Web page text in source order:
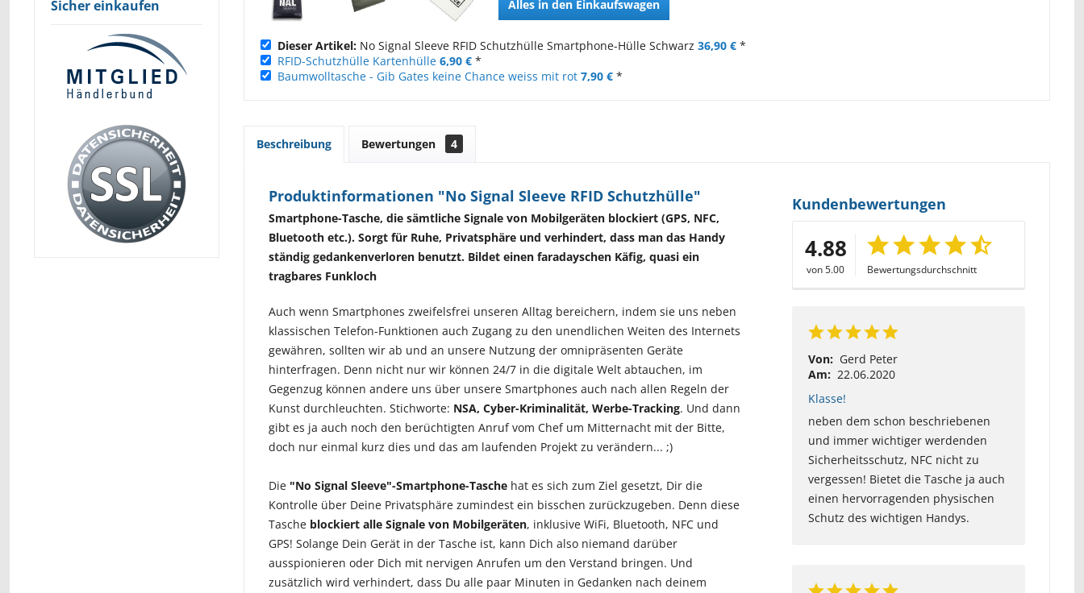
Sicher einkaufen
Alles in den Einkaufswagen
Dieser Artikel: No Signal Sleeve RFID Schutzhülle Smartphone-Hülle Schwarz 36,90 € *
RFID-Schutzhülle Kartenhülle 6,90 € *
Baumwolltasche - Gib Gates keine Chance weiss mit rot 7,90 € *
Beschreibung Bewertungen 4
Produktinformationen "No Signal Sleeve RFID Schutzhülle"
Smartphone-Tasche, die sämtliche Signale von Mobilgeräten blockiert (GPS, NFC,
Bluetooth etc.). Sorgt für Ruhe, Privatsphäre und verhindert, dass man das Handy
ständig gedankenverloren benutzt. Bildet einen faradayschen Käfig, quasi ein
tragbares Funkloch
Auch wenn Smartphones zweifelsfrei unseren Alltag bereichern, indem sie uns neben
klassischen Telefon-Funktionen auch Zugang zu den unendlichen Weiten des Internets
gewähren, sollten wir ab und an unsere Nutzung der omnipräsenten Geräte
hinterfragen. Denn nicht nur wir können 24/7 in die digitale Welt abtauchen, im
Gegenzug können andere uns über unsere Smartphones auch nach allen Regeln der
Kunst durchleuchten. Stichworte: NSA, Cyber-Kriminalität, Werbe-Tracking. Und dann
gibt es ja auch noch den berüchtigten Anruf vom Chef um Mitternacht mit der Bitte,
doch nur einmal kurz dies und das am laufenden Projekt zu verändern... ;)
Die "No Signal Sleeve"-Smartphone-Tasche hat es sich zum Ziel gesetzt, Dir die
Kontrolle über Deine Privatsphäre zumindest ein bisschen zurückzugeben. Denn diese
Tasche blockiert alle Signale von Mobilgeräten, inklusive WiFi, Bluetooth, NFC und
GPS! Solange Dein Gerät in der Tasche ist, kann Dich also niemand darüber
ausspionieren oder Dich mit nervigen Anrufen um den Verstand bringen. Und
zusätzlich wird verhindert, dass Du alle paar Minuten in Gedanken nach deinem
Kundenbewertungen
4.88
von 5.00 Bewertungsdurchschnitt
Von: Gerd Peter
Am: 22.06.2020
Klasse!
neben dem schon beschriebenen
und immer wichtiger werdenden
Sicherheitsschutz, NFC nicht zu
vergessen! Bietet die Tasche ja auch
einen hervorragenden physischen
Schutz des wichtigen Handys.